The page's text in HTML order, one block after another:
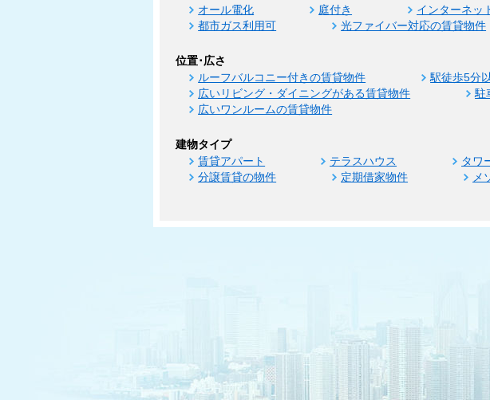
オール電化 庭付き インターネッ
都市ガス利用可
光ファイバー対応の賃貸物件
位置･広さ
ルーフバルコニー付きの賃貸物件 駅徒歩5分
広いリビング・ダイニングがある賃貸物件
駐
広いワンルームの賃貸物件
建物タイプ
賃貸アパート テラスハウス タワ
分譲賃貸の物件
定期借家物件 メ